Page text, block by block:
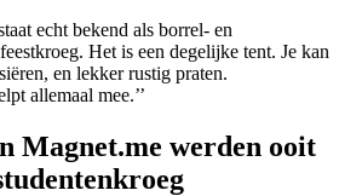
echt bekend als borrel- en
Het is een degelijke tent. Je kan
en lekker rustig praten.
allemaal mee.’’
Magnet.me werden ooit